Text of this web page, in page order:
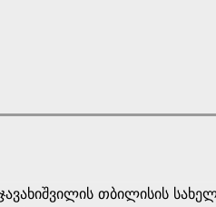
ჯავახიშვილის თბილისის